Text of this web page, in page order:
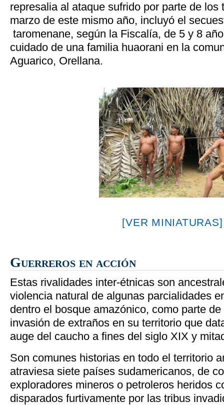
represalia al ataque sufrido por parte de los
marzo de este mismo año, incluyó el
taromenane, según la Fiscalía, de 5 y 8
cuidado de una familia huaorani en la
Aguarico, Orellana.
[VER MINIATURAS]
Guerreros en acción
Estas rivalidades inter-étnicas son
violencia natural de algunas parcialidades
dentro el bosque amazónico, como parte
invasión de extraños en su territorio que
auge del caucho a fines del siglo XIX y
Son comunes historias en todo el territorio
atraviesa siete países sudamericanos, de
exploradores mineros o petroleros heridos
disparados furtivamente por las tribus